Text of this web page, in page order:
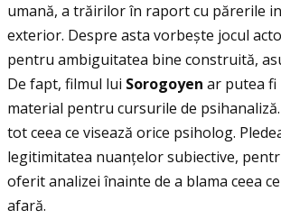
umană, a trăirilor în raport cu părerile
exterior. Despre asta vorbește jocul
pentru ambiguitatea bine construită,
De fapt, filmul lui Sorogoyen ar putea fi
material pentru cursurile de
tot ceea ce visează orice psiholog.
legitimitatea nuanţelor subiective,
oferit analizei înainte de a blama ceea
afară.